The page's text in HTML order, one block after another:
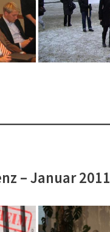
– Januar 2011